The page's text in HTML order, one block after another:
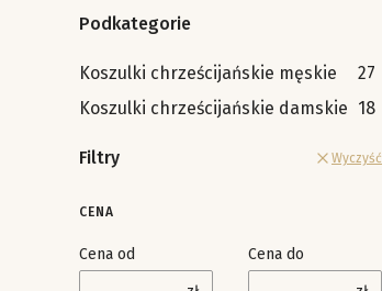
Podkategorie
Koszulki chrześcijańskie męskie
27
Koszulki chrześcijańskie damskie 18
Filtry Wyczyść
CENA
Cena od
Cena do